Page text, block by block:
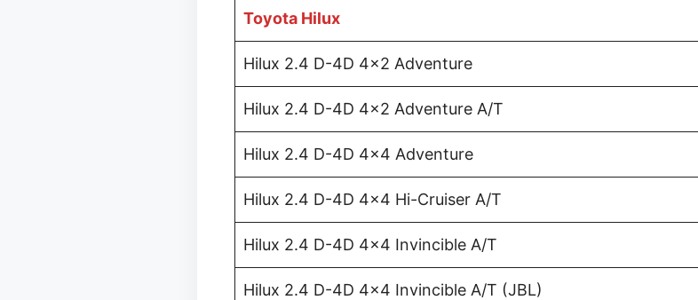
Toyota Hilux
Hilux 2.4 D-4D 4×2 Adventure
Hilux 2.4 D-4D 4×2 Adventure A/T
Hilux 2.4 D-4D 4×4 Adventure
Hilux 2.4 D-4D 4×4 Hi-Cruiser A/T
Hilux 2.4 D-4D 4×4 Invincible A/T
Hilux 2.4 D-4D 4×4 Invincible A/T (JBL)